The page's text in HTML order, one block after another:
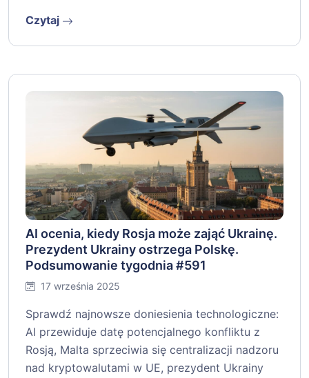
Czytaj
AI ocenia, kiedy Rosja może zająć Ukrainę.
Prezydent Ukrainy ostrzega Polskę.
Podsumowanie tygodnia #591
17 września 2025
Sprawdź najnowsze doniesienia technologiczne:
AI przewiduje datę potencjalnego konfliktu z
Rosją, Malta sprzeciwia się centralizacji nadzoru
nad kryptowalutami w UE, prezydent Ukrainy